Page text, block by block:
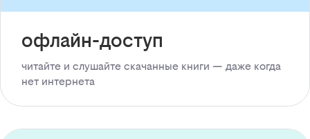
офлайн-доступ
читайте и слушайте скачанные книги — даже когда
нет интернета